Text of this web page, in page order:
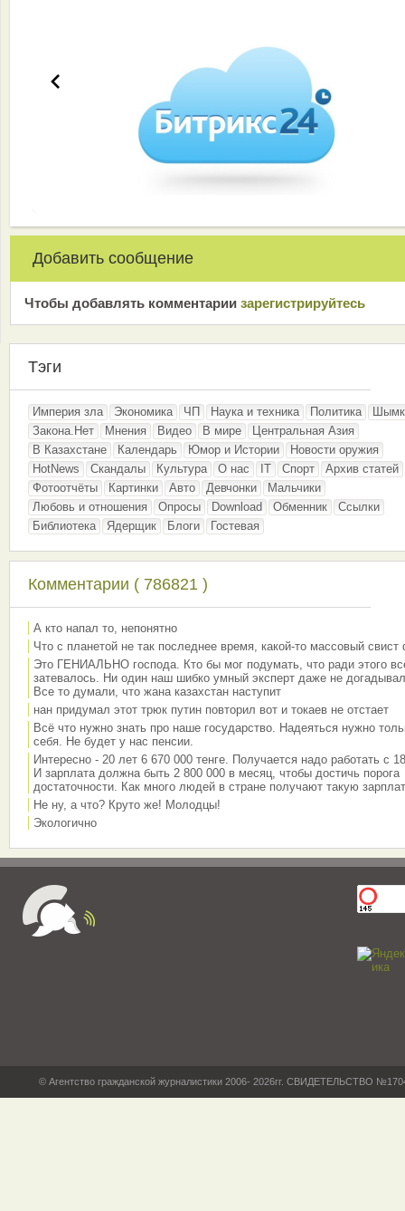
Добавить сообщение
Чтобы добавлять комментарии зарeгиcтрирyйтeсь
Тэги
Империя зла Экономика ЧП Наука и техника Политика
Закона.Нет
Мнения Видео В мире
Центральная Азия
В Казахстане
Календарь Юмор и Истории
Новости оружия
HotNews
Скандалы Культура О нас IT Спорт
Архив статей
Фотоотчёты
Картинки Авто Девчонки
Мальчики
Любовь и отношения
Опросы Download Обменник
Ссылки
Библиотека
Ядерщик Блоги Гостевая
Комментарии ( 786821 )
А кто напал то, непонятно
Что с планетой не так последнее время, какой-то массовый свист
Это ГЕНИАЛЬНО господа. Кто бы мог подумать, что ради этого
затевалось. Ни один наш шибко умный эксперт даже не
Все то думали, что жана казахстан наступит
нан придумал этот трюк путин повторил вот и токаев не отстает
Всё что нужно знать про наше государство. Надеяться нужно
себя. Не будет у нас пенсии.
Интересно - 20 лет 6 670 000 тенге. Получается надо работать с
И зарплата должна быть 2 800 000 в месяц, чтобы достичь порога
достаточности. Как много людей в стране получают такую
Не ну, а что? Круто же! Молодцы!
Экологично
© Агентство гражданской журналистики 2006- 2026гг. СВИДЕТЕЛЬСТВО